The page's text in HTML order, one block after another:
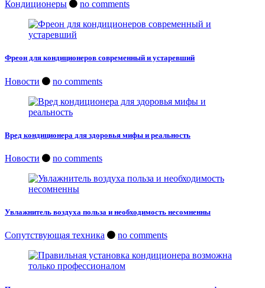
Кондиционеры no comments
Фреон для кондиционеров современный и устаревший
Новости no comments
Вред кондиционера для здоровья мифы и реальность
Новости no comments
Увлажнитель воздуха польза и необходимость несомненны
Сопутствующая техника no comments